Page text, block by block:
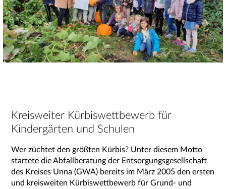
Kreisweiter Kürbiswettbewerb für
Kindergärten und Schulen
Wer züchtet den größten Kürbis? Unter diesem Motto
startete die Abfallberatung der Entsorgungsgesellschaft
des Kreises Unna (GWA) bereits im März 2005 den ersten
und kreisweiten Kürbiswettbewerb für Grund- und